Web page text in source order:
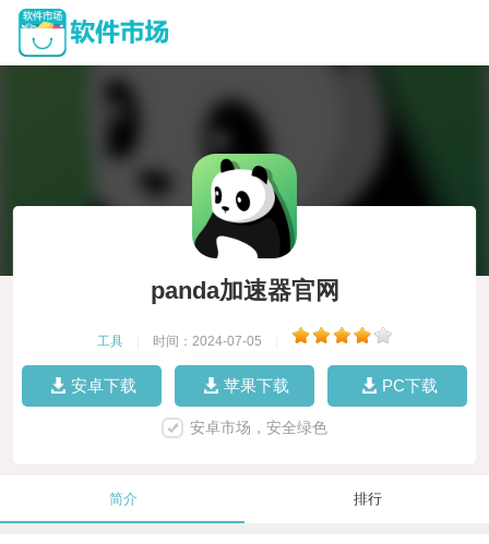
panda加速器官网
工具 时间：2024-07-05
安卓下载 苹果下载 PC下载
安卓市场，安全绿色
简介 排行